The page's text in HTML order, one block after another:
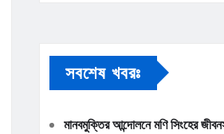
সবশেষ খবরঃ
মানবমুক্তির আন্দোলনে মণি সিংহের